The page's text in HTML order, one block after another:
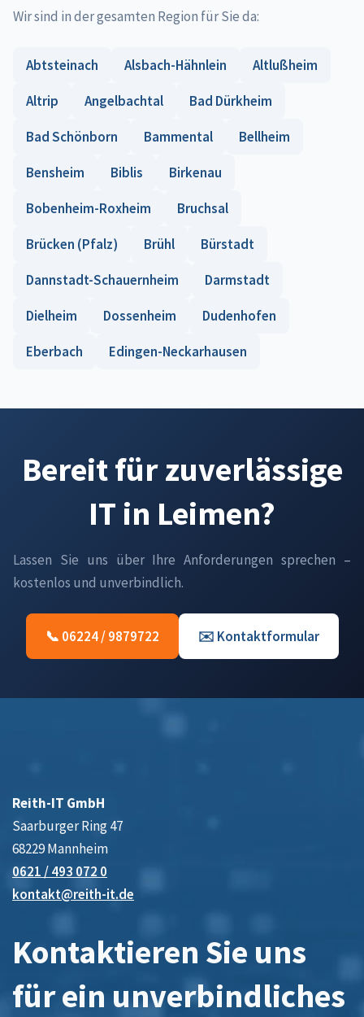
Wir sind in der gesamten Region für Sie da:
Abtsteinach Alsbach-Hähnlein
Altlußheim
Altrip
Angelbachtal
Bad Dürkheim
Bad Schönborn
Bammental
Bellheim
Bensheim
Biblis
Birkenau
Bobenheim-Roxheim
Bruchsal
Brücken (Pfalz)
Brühl
Bürstadt
Dannstadt-Schauernheim
Darmstadt
Dielheim
Dossenheim
Dudenhofen
Eberbach
Edingen-Neckarhausen
Bereit für zuverlässige
IT in Leimen?
Lassen Sie uns über Ihre Anforderungen sprechen –
kostenlos und unverbindlich.
📞 06224 / 9879722 ✉️ Kontaktformular
Reith-IT GmbH
Saarburger Ring 47
68229 Mannheim
0621 / 493 072 0
kontakt@reith-it.de
Kontaktieren Sie uns
für ein unverbindliches